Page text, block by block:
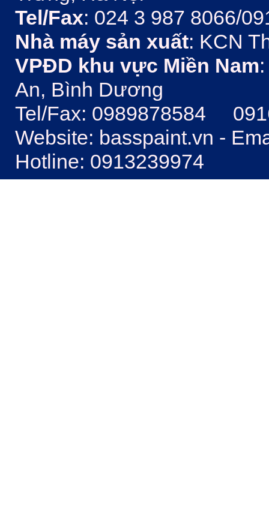
Tel/Fax: 024 3 987 8066/
Nhà máy sản xuất: KCN
VPĐD khu vực Miền Nam
An, Bình Dương
Tel/Fax: 0989878584
Website: basspaint.vn -
Hotline: 0913239974